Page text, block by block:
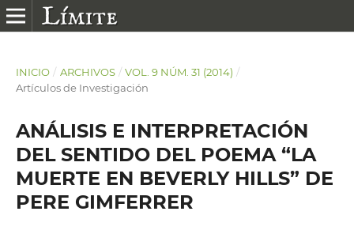
INICIO / ARCHIVOS / VOL. 9 NÚM. 31 (2014) /
Artículos de Investigación
ANÁLISIS E INTERPRETACIÓN
DEL SENTIDO DEL POEMA “LA
MUERTE EN BEVERLY HILLS” DE
PERE GIMFERRER